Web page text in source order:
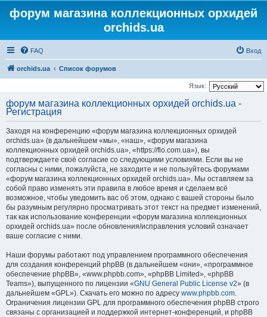
форум магазина коллекционных орхидей
orchids.ua
FAQ Вход
orchids.ua Список форумов
Язык:
форум магазина коллекционных орхидей orchids.ua -
Регистрация
Заходя на конференцию «форум магазина коллекционных орхидей
orchids.ua» (в дальнейшем «мы», «наш», «форум магазина
коллекционных орхидей orchids.ua», «https://flo.com.ua»), вы
подтверждаете своё согласие со следующими условиями. Если вы не
согласны с ними, пожалуйста, не заходите и не пользуйтесь форумами
«форум магазина коллекционных орхидей orchids.ua». Мы оставляем за
собой право изменять эти правила в любое время и сделаем всё
возможное, чтобы уведомить вас об этом, однако с вашей стороны было
бы разумным регулярно просматривать этот текст на предмет изменений,
так как использование конференции «форум магазина коллекционных
орхидей orchids.ua» после обновления/исправления условий означает
ваше согласие с ними.
Наши форумы работают под управлением программного обеспечения
для создания конференций phpBB (в дальнейшем «они», «программное
обеспечение phpBB», «www.phpbb.com», «phpBB Limited», «phpBB
Teams»), выпущенного по лицензии «GNU General Public License v2» (в
дальнейшем «GPL»). Скачать его можно по адресу www.phpbb.com.
Ограничения лицензии GPL для программного обеспечения phpBB строго
связаны с организацией и поддержкой интернет-конференций, и phpBB